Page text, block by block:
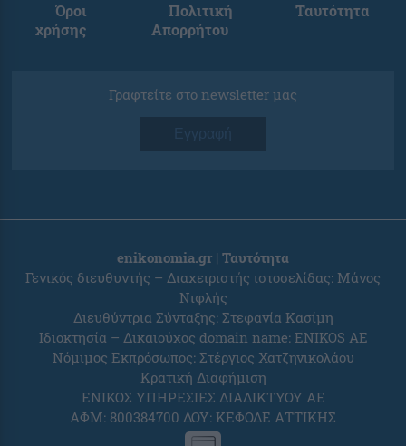
Όροι
χρήσης
Πολιτική
Απορρήτου
Ταυτότητα
Γραφτείτε στο newsletter μας
Εγγραφή
enikonomia.gr | Ταυτότητα
Γενικός διευθυντής – Διαχειριστής ιστοσελίδας: Μάνος
Νιφλής
Διευθύντρια Σύνταξης: Στεφανία Κασίμη
Ιδιοκτησία – Δικαιούχος domain name: ENIKOS AE
Νόμιμος Εκπρόσωπος: Στέργιος Χατζηνικολάου
Κρατική Διαφήμιση
ΕΝΙΚΟΣ ΥΠΗΡΕΣΙΕΣ ΔΙΑΔΙΚΤΥΟΥ ΑΕ
ΑΦΜ: 800384700 ΔΟΥ: ΚΕΦΟΔΕ ΑΤΤΙΚΗΣ